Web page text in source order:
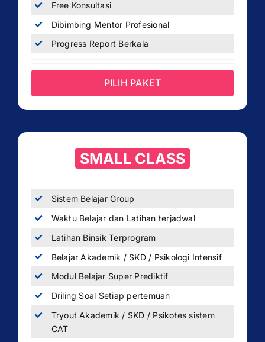
Free Konsultasi
Dibimbing Mentor Profesional
Progress Report Berkala
PILIH PAKET
SMALL CLASS
Sistem Belajar Group
Waktu Belajar dan Latihan terjadwal
Latihan Binsik Terprogram
Belajar Akademik / SKD / Psikologi Intensif
Modul Belajar Super Prediktif
Driling Soal Setiap pertemuan
Tryout Akademik / SKD / Psikotes sistem
CAT